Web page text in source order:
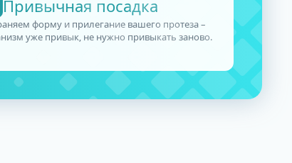
Привычная посадка
форму и прилегание вашего протеза –
уже привык, не нужно привыкать заново.